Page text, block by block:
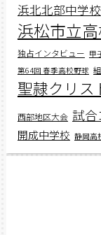
浜北北部中学校
浜松市立
独占インタビュー 甲
第64回 春季高校野球
聖隷クリス
西部地区大会 試合
開成中学校 静岡高